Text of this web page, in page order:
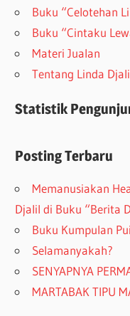
Buku “Celotehan
Buku “Cintaku
Materi Jualan
Tentang Linda
Statistik
Posting Terbaru
Memanusiakan
Djalil di Buku “Berita
Buku Kumpulan
Selamanyakah?
SENYAPNYA
MARTABAK TIPU